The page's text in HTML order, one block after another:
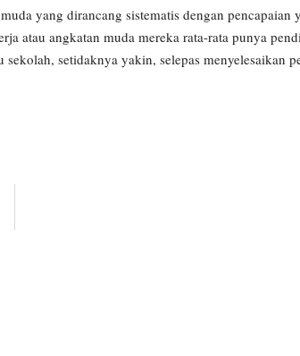
yang dirancang sistematis dengan pencapaian
atau angkatan muda mereka rata-rata punya
setidaknya yakin, selepas menyelesaikan